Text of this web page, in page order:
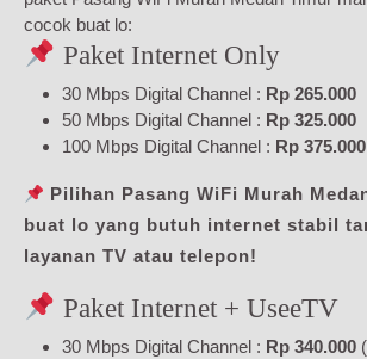
cocok buat lo:
Paket Internet Only
30 Mbps Digital Channel : Rp 265.000
50 Mbps Digital Channel : Rp 325.000
100 Mbps Digital Channel : Rp 375.000
Pilihan Pasang WiFi Murah
buat lo yang butuh internet stabil
layanan TV atau telepon!
Paket Internet + UseeTV
30 Mbps Digital Channel : Rp 340.000